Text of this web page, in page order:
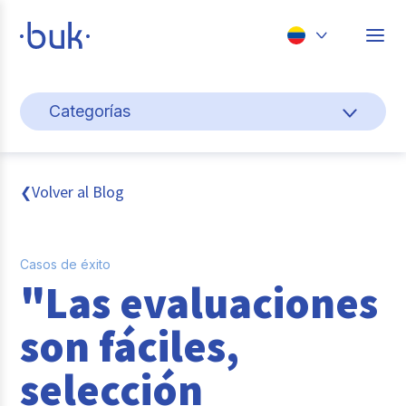
Perú
Categorías
Cultura y bienestar laboral
Gestión de personas
Pago de nómina
Buk
Transformación digital
Tendencias y Data
❮Volver al Blog
Casos de éxito
"Las evaluaciones
son fáciles,
selección